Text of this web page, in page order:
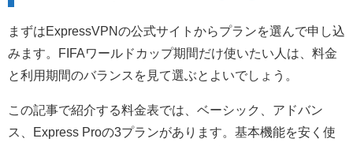
まずはExpressVPNの公式サイトからプランを選んで申し込
みます。FIFAワールドカップ期間だけ使いたい人は、料金
と利用期間のバランスを見て選ぶとよいでしょう。
この記事で紹介する料金表では、ベーシック、アドバン
ス、Express Proの3プランがあります。基本機能を安く使